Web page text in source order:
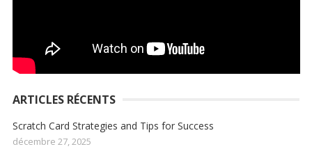
ARTICLES RÉCENTS
Scratch Card Strategies and Tips for Success
décembre 27, 2025